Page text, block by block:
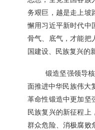
务艰巨，越是走上坡
懈用习近平新时代中
骨气、底气，才能把
国建设、民族复兴的
锻造坚强领导
面推进中华民族伟大
革命性锻造中更加坚
民族复兴的新征程上
群众危险、消极腐败